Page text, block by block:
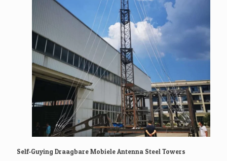
Self-Guying Draagbare Mobiele Antenna Steel Towers